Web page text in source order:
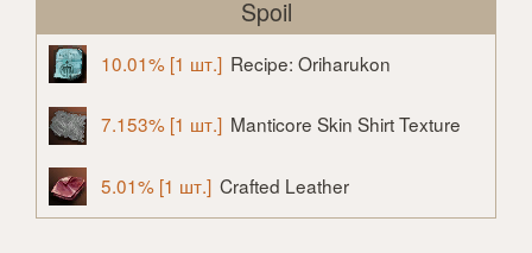
Spoil
10.01% [1 шт.] Recipe: Oriharukon
7.153% [1 шт.] Manticore Skin Shirt Texture
5.01% [1 шт.] Crafted Leather